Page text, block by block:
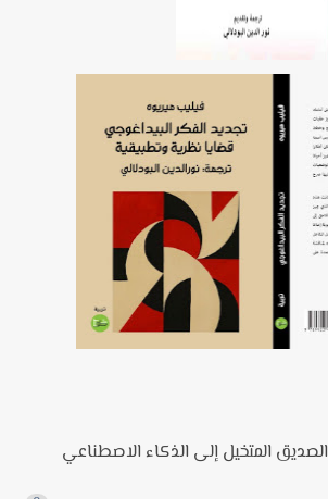
المتخيل إلى الذكاء الاصطناعي